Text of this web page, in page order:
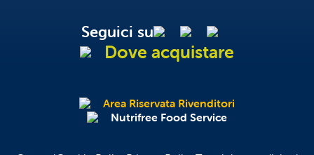
Seguici su
Dove acquistare
Area Riservata Rivenditori
Nutrifree Food Service